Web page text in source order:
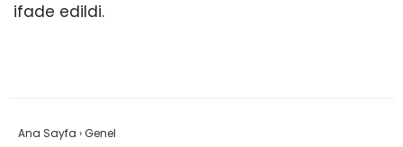
ifade edildi.
Ana Sayfa ›Genel